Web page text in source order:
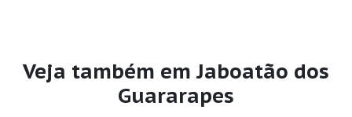
Veja também em Jaboatão dos
Guararapes